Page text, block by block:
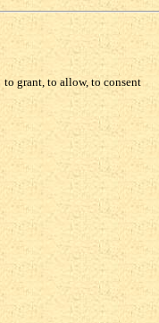
to grant, to allow, to consent